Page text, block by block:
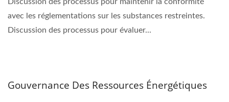
Discussion des processus pour maintenir la conformité
avec les réglementations sur les substances restreintes.
Discussion des processus pour évaluer...
Gouvernance Des Ressources Énergétiques